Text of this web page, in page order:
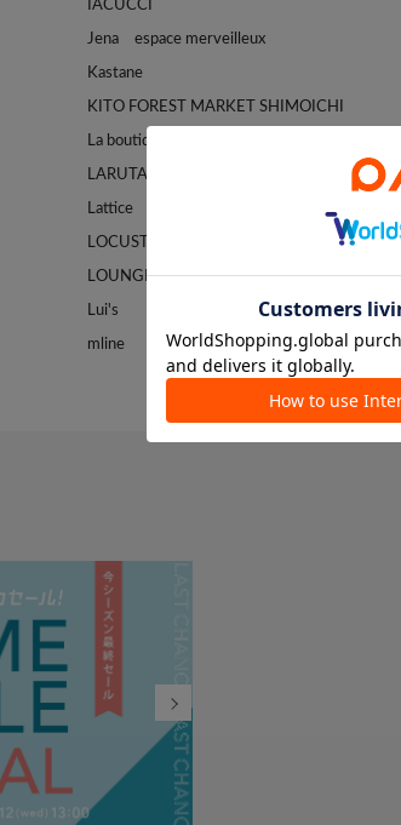
IACUCCI
Jena espace merveilleux
Kastane
KITO FOREST MARKET SHIMOICHI
La boutique BonBon
LARUTA
Lattice
LOCUST
LOUNGEDRESS
Lui's
mline